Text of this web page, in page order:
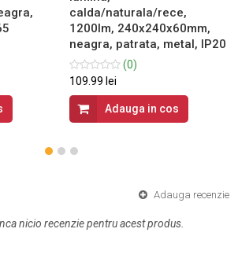
calda/naturala/rece,
1200lm, 240x240x60mm,
neagra, patrata, metal, IP20
(0)
109.99 lei
Adauga in cos
Adauga recenzie
nicio recenzie pentru acest produs.